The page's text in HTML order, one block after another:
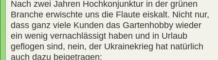
Nach zwei Jahren Hochkonjunktur in der grünen
Branche erwischte uns die Flaute eiskalt. Nicht nur,
dass ganz viele Kunden das Gartenhobby wieder
ein wenig vernachlässigt haben und in Urlaub
geflogen sind, nein, der Ukrainekrieg hat natürlich
auch dazu beigetragen: